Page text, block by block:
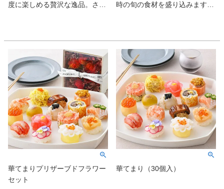
度に楽しめる贅沢な逸品。さら
ろ棒寿し」、ふっくら煮込んだ
「穴子棒寿し」もセットに。北
陸の高級食材・のどぐろや能登
牛など、素材と味にこだわった
豪華な詰め合わせです。食卓を
彩る特別なひとときにぴったり
です。
時の旬の食材を盛り込みます。
凍結をすることで食材の旨味を
逃さず鮮度抜群のままお届けが
可能です。また、パーティーに
もぴったりなオードブルは、少
しずつ色々な種類をお楽しみい
ただける15種類のお惣菜をセッ
ト。冷蔵庫で1日かけてゆっく
り解凍するだけでお楽しみいた
だけます。
華てまりプリザーブドフラワー
セット
華てまり（30個入）